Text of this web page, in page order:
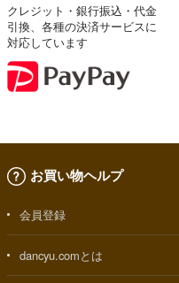
クレジット・銀行振込・代金
引換、各種の決済サービスに
対応しています
お買い物ヘルプ
会員登録
dancyu.comとは